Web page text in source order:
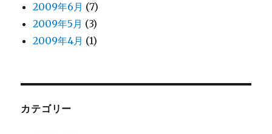
2009年6月 (7)
2009年5月 (3)
2009年4月 (1)
カテゴリー